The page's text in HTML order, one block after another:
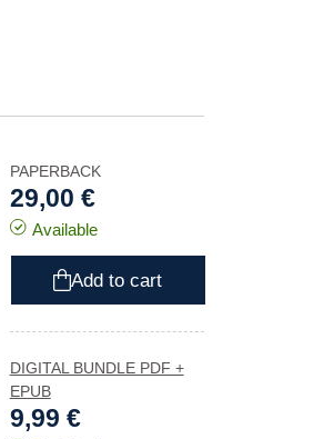
PAPERBACK
29,00 €
Available
Add to cart
DIGITAL BUNDLE PDF +
EPUB
9,99 €